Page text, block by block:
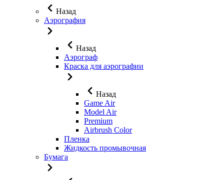
Назад
Аэрография
Назад
Аэрограф
Краска для аэрографии
Назад
Game Air
Model Air
Premium
Airbrush Color
Пленка
Жидкость промывочная
Бумага